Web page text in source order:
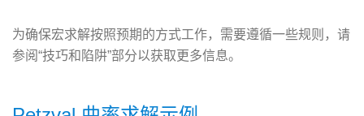
为确保宏求解按照预期的方式工作，需要遵循一些规则，请
参阅“技巧和陷阱”部分以获取更多信息。